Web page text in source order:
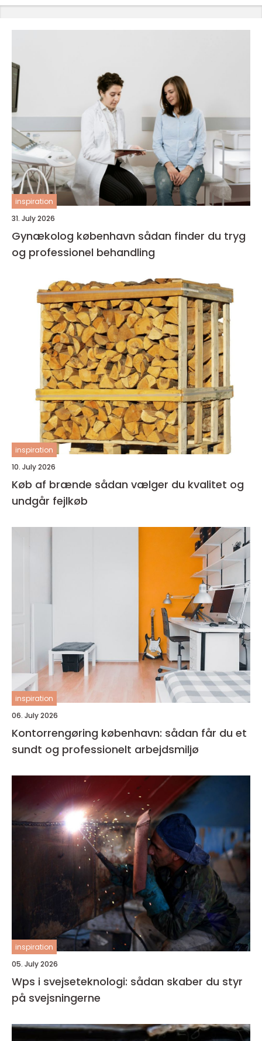
inspiration
31. July 2026
Gynækolog københavn sådan finder du tryg
og professionel behandling
inspiration
10. July 2026
Køb af brænde sådan vælger du kvalitet og
undgår fejlkøb
inspiration
06. July 2026
Kontorrengøring københavn: sådan får du et
sundt og professionelt arbejdsmiljø
inspiration
05. July 2026
Wps i svejseteknologi: sådan skaber du styr
på svejsningerne